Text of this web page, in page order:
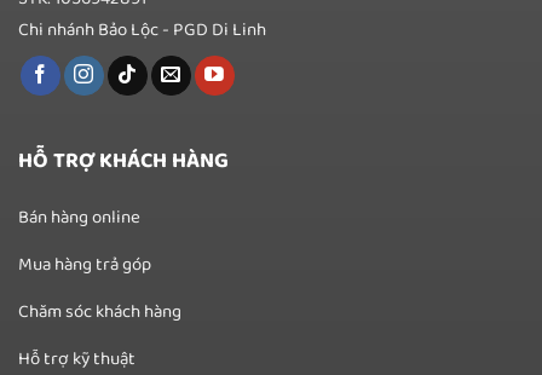
Chi nhánh Bảo Lộc - PGD Di Linh
HỖ TRỢ KHÁCH HÀNG
Bán hàng online
Mua hàng trả góp
Chăm sóc khách hàng
Hỗ trợ kỹ thuật